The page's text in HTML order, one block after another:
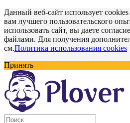
Данный веб-сайт использует
вам лучшего пользовательского
использовать сайт, вы даете
файлами. Для получения
см.Политика использования cookies
Принять